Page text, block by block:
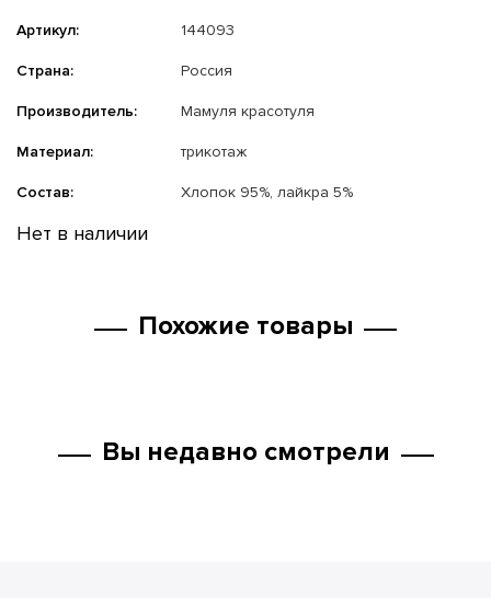
Артикул: 144093
Страна: Россия
Производитель: Мамуля красотуля
Материал: трикотаж
Состав: Хлопок 95%, лайкра 5%
Нет в наличии
Похожие товары
Вы недавно смотрели